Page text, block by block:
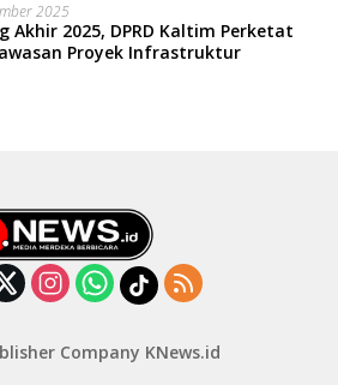
2025
Akhir 2025, DPRD Kaltim Perketat
Proyek Infrastruktur
Company KNews.id